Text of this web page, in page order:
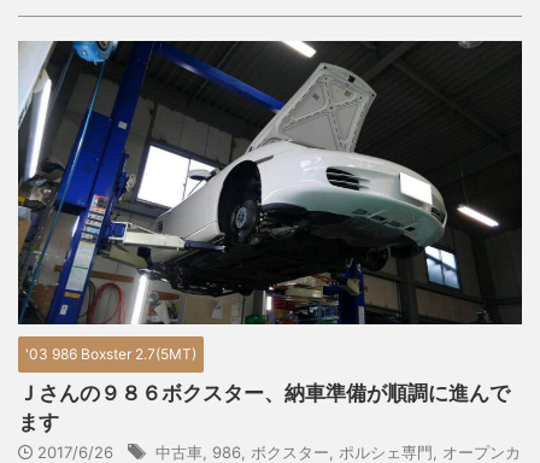
'03 986 Boxster 2.7(5MT)
Ｊさんの９８６ボクスター、納車準備が順調に進んで
ます
2017/6/26 中古車 986 ボクスター ポルシェ専門
オープンカ